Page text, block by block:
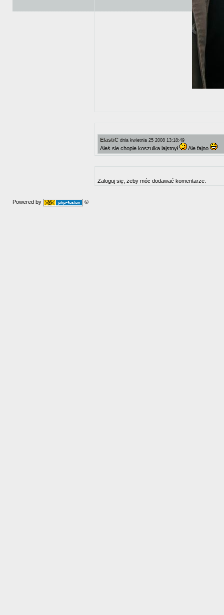
ElastiC dnia kwietnia 25 2008 13:18:49
Aleś sie chopie koszulka lajstnył Ale fajno
Zaloguj się, żeby móc dodawać komentarze.
Powered by ©